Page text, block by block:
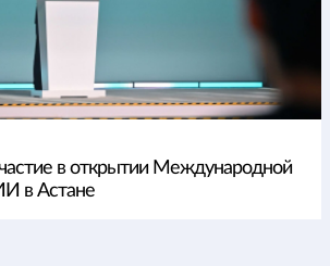
в открытии Международной
в Астане